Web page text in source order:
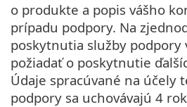
o produkte a popis vášho
prípadu podpory. Na
poskytnutia služby podpory
požiadať o poskytnutie
Údaje spracúvané na účely
podpory sa uchovávajú 4